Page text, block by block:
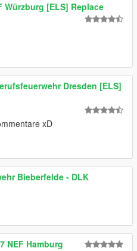
Würzburg [ELS] Replace
Dresden [ELS]
xD
Bieberfelde - DLK
NEF Hamburg